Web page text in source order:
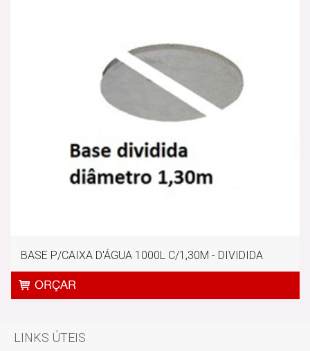
BASE P/CAIXA D'ÁGUA 1000L C/1,30M - DIVIDIDA
LINKS ÚTEIS